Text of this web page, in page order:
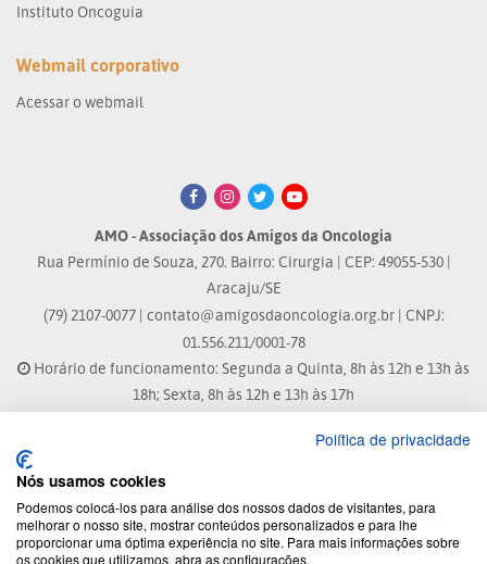
Instituto Oncoguia
Webmail corporativo
Acessar o webmail
AMO - Associação dos Amigos da Oncologia
Rua Permínio de Souza, 270. Bairro: Cirurgia | CEP: 49055-530 |
Aracaju/SE
(79) 2107-0077 | contato@amigosdaoncologia.org.br| CNPJ:
01.556.211/0001-78
Horário de funcionamento: Segunda a Quinta, 8h às 12h e 13h às
18h; Sexta, 8h às 12h e 13h às 17h
Site atualizado em: 04/08/2026 às 10:33h
© 2026 - Todos os direitos reservados.
Política de privacidade
Nós usamos cookies
Podemos colocá-los para análise dos nossos dados de visitantes, para
melhorar o nosso site, mostrar conteúdos personalizados e para lhe
proporcionar uma óptima experiência no site. Para mais informações sobre
os cookies que utilizamos, abra as configurações.